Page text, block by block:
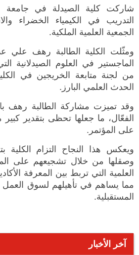
شاركت كلية الصيدلة في جامعة
التدريب في الكيمياء الخضراء
الجمعية العلمية الملكية.
ومثّلت الكلية الطالبة رهف علي
الماجستير في العلوم الصيدلانية
من لجنة متابعة الخريجين في
الحدث العلمي البارز.
وقد تميزت مشاركة الطالبة رهف
الفعّال، ما جعلها تحظى بتقدير
على المؤتمر.
ويعكس هذا النجاح التزام الكلية
وصقلها من خلال تشجيعهم على
العلمية التي تربط بين المعرفة
مما يساهم في تأهيلهم لسوق العمل
المستقبلية.
آخر الأخبار